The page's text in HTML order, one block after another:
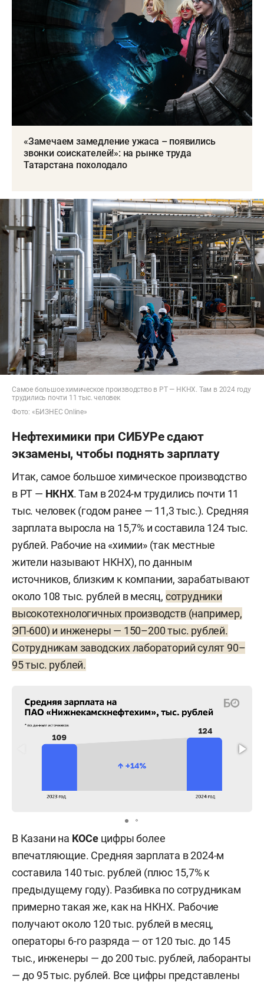
«Замечаем замедление ужаса – появились
звонки соискателей!»: на рынке труда
Татарстана похолодало
Самое большое химическое производство в РТ — НКНХ. Там в 2024 году
трудились почти 11 тыс. человек
Фото: «БИЗНЕС Online»
Нефтехимики при СИБУРе сдают
экзамены, чтобы поднять зарплату
Итак, самое большое химическое производство
в РТ — НКНХ. Там в 2024-м трудились почти 11
тыс. человек (годом ранее — 11,3 тыс.). Средняя
зарплата выросла на 15,7% и составила 124 тыс.
рублей. Рабочие на «химии» (так местные
жители называют НКНХ), по данным
источников, близким к компании, зарабатывают
около 108 тыс. рублей в месяц, сотрудники
высокотехнологичных производств (например,
ЭП-600) и инженеры — 150–200 тыс. рублей.
Сотрудникам заводских лабораторий сулят 90–
95 тыс. рублей.
В Казани на КОСе цифры более
впечатляющие. Средняя зарплата в 2024-м
составила 140 тыс. рублей (плюс 15,7% к
предыдущему году). Разбивка по сотрудникам
примерно такая же, как на НКНХ. Рабочие
получают около 120 тыс. рублей в месяц,
операторы 6-го разряда — от 120 тыс. до 145
тыс., инженеры — до 200 тыс. рублей, лаборанты
— до 95 тыс. рублей. Все цифры представлены